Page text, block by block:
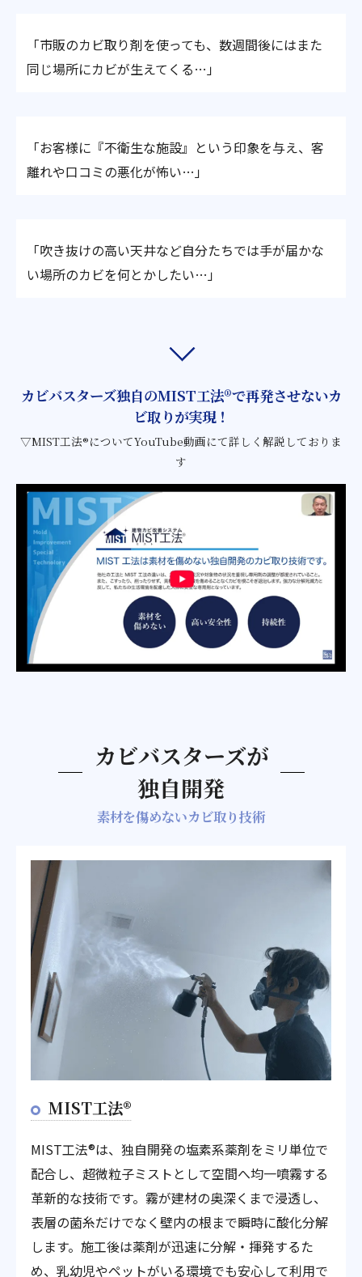
「市販のカビ取り剤を使っても、数週間後にはまた
同じ場所にカビが生えてくる…」
「お客様に『不衛生な施設』という印象を与え、客
離れや口コミの悪化が怖い…」
「吹き抜けの高い天井など自分たちでは手が届かな
い場所のカビを何とかしたい…」
カビバスターズ独自のMIST工法®で再発させないカ
ビ取りが実現！
▽MIST工法®についてYouTube動画にて詳しく解説しておりま
す
素材を傷めないカビ取り技術
カビバスターズが
独自開発
MIST工法®
MIST工法®は、独自開発の塩素系薬剤をミリ単位で
配合し、超微粒子ミストとして空間へ均一噴霧する
革新的な技術です。霧が建材の奥深くまで浸透し、
表層の菌糸だけでなく壁内の根まで瞬時に酸化分解
します。施工後は薬剤が迅速に分解・揮発するた
め、乳幼児やペットがいる環境でも安心して利用で